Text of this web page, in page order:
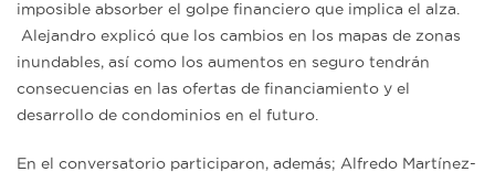
imposible absorber el golpe financiero que implica el alza.
Alejandro explicó que los cambios en los mapas de zonas
inundables, así como los aumentos en seguro tendrán
consecuencias en las ofertas de financiamiento y el
desarrollo de condominios en el futuro.
En el conversatorio participaron, además; Alfredo Martínez-